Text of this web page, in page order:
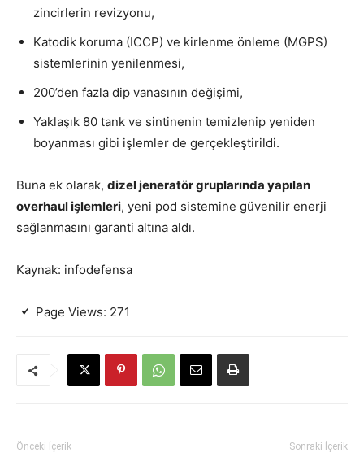
zincirlerin revizyonu,
Katodik koruma (ICCP) ve kirlenme önleme (MGPS)
sistemlerinin yenilenmesi,
200’den fazla dip vanasının değişimi,
Yaklaşık 80 tank ve sintinenin temizlenip yeniden
boyanması gibi işlemler de gerçekleştirildi.
Buna ek olarak, dizel jeneratör gruplarında yapılan
overhaul işlemleri, yeni pod sistemine güvenilir enerji
sağlanmasını garanti altına aldı.
Kaynak: infodefensa
Page Views: 271
Önceki İçerik Sonraki İçerik